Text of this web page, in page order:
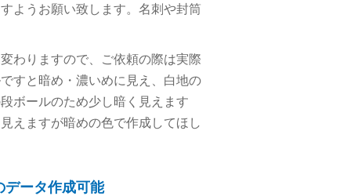
ようお願い致します。名刺や封筒
わりますので、ご依頼の際は実際
すと暗め・濃いめに見え、白地の
ボールのため少し暗く見えます
えますが暗めの色で作成してほし
データ作成可能